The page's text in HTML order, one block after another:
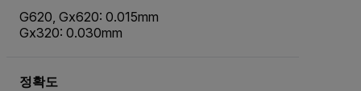
G620, Gx620: 0.015mm
Gx320: 0.030mm
정확도